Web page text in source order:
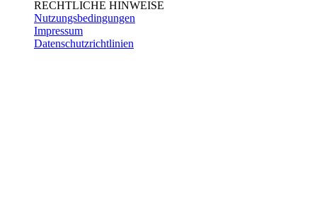
RECHTLICHE HINWEISE
Nutzungsbedingungen
Impressum
Datenschutzrichtlinien